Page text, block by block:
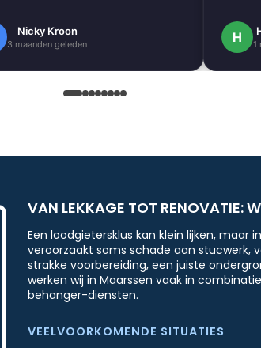
Nogmaals bedankt.
Nicky Kroon
3 maanden geleden H 1
VAN LEKKAGE TOT RENOVATIE:
Een loodgietersklus kan klein lijken, maar
veroorzaakt soms schade aan stucwerk,
strakke voorbereiding, een juiste
werken wij in Maarssen vaak in
behanger-diensten.
VEELVOORKOMENDE SITUATIES